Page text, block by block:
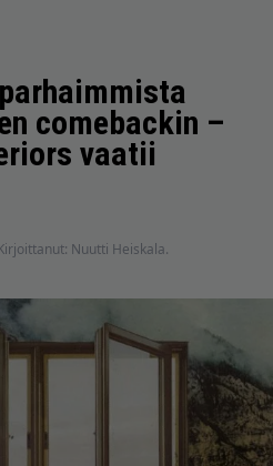
comebackin –
vaatii
Nuutti Heiskala.